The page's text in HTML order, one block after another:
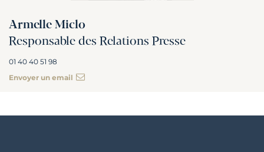
Armelle Miclo
Responsable des Relations Presse
01 40 40 51 98
Envoyer un email